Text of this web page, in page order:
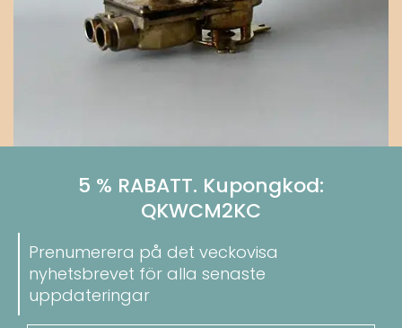
5 % RABATT. Kupongkod:
QKWCM2KC
Prenumerera på det veckovisa
nyhetsbrevet för alla senaste
uppdateringar